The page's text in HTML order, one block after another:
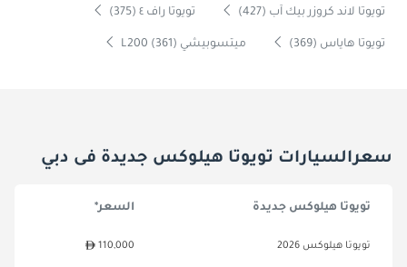
تويوتا لاند كروزر بيك آب (427) تويوتا راف ٤ (375)
تويوتا هاياس (369) ميتسوبيشي L200 (361)
سعرالسيارات تويوتا هيلوكس جديدة فى دبي
تويوتا هيلوكس جديدة السعر*
تويوتا هيلوكس 2026 110,000